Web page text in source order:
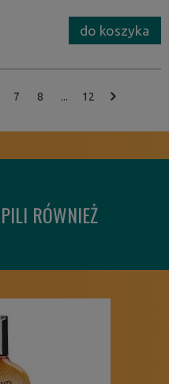
do koszyka
7 8 ... 12
RÓWNIEŻ